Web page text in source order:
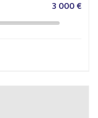
3 000 €